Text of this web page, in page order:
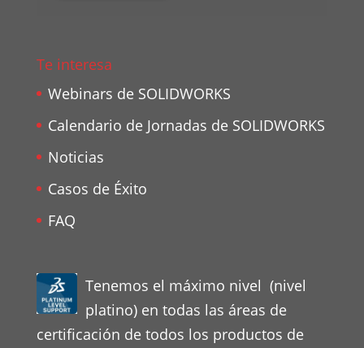
Te interesa
Webinars de SOLIDWORKS
Calendario de Jornadas de SOLIDWORKS
Noticias
Casos de Éxito
FAQ
Tenemos el máximo nivel (nivel
platino) en todas las áreas de
certificación de todos los productos de